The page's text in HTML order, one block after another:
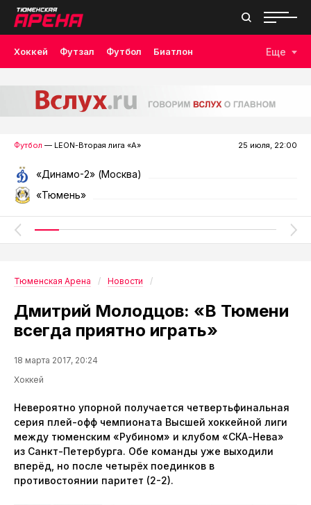
Хоккей Футзал Футбол Биатлон Еще
Футбол — LEON-Вторая лига «А» 25 июля, 22:00
«Динамо-2» (Москва)
«Тюмень»
Тюменская Арена Новости
Дмитрий Молодцов: «В Тюмени
всегда приятно играть»
18 марта 2017, 20:24
Хоккей
Невероятно упорной получается четвертьфинальная
серия плей-офф чемпионата Высшей хоккейной лиги
между тюменским «Рубином» и клубом «СКА-Нева»
из Санкт-Петербурга. Обе команды уже выходили
вперёд, но после четырёх поединков в
противостоянии паритет (2-2).